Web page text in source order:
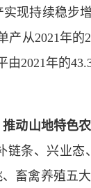
现持续稳步
从2021年
2021年的
动山地特色农
条、兴业
畜禽养殖五